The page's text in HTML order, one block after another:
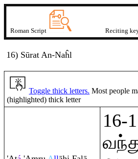
Roman Script Reciting
16) Sūrat An-Naĥl
Toggle thick letters. Most people
(highlighted) thick letter